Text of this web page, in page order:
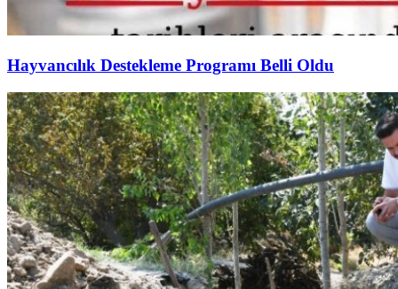
Hayvancılık Destekleme Programı Belli Oldu